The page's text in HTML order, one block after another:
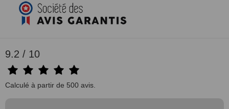
9.2 / 10
Calculé à partir de 500 avis.